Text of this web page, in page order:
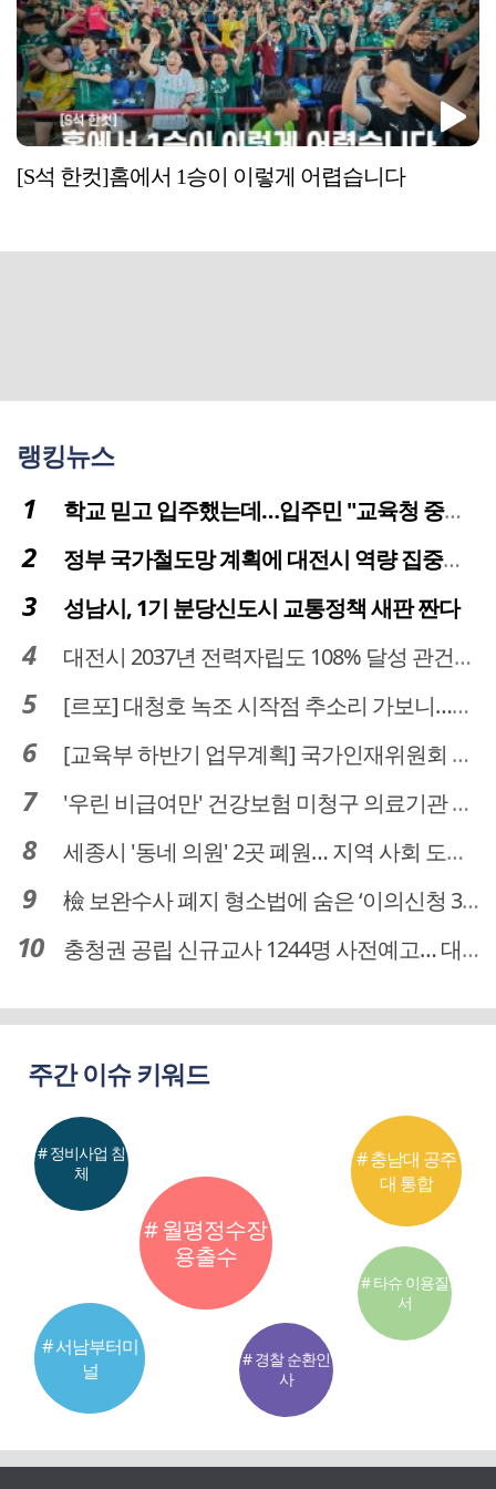
[S석 한컷]홈에서 1승이 이렇게 어렵습니다
랭킹뉴스
학교 믿고 입주했는데…입주민 "교육청 중재 나서라"
정부 국가철도망 계획에 대전시 역량 집중해야
성남시, 1기 분당신도시 교통정책 새판 짠다
대전시 2037년 전력자립도 108% 달성 관건은 '주민 수용성'
[르포] 대청호 녹조 시작점 추소리 가보니…걷어내도 짙은 초록빛
[교육부 하반기 업무계획] 국가인재위원회 신설… 거점국립대 3곳 성장엔진·AI 분야 패키지 지원
'우린 비급여만' 건강보험 미청구 의료기관 대전 65곳 충남 31곳
세종시 '동네 의원' 2곳 폐원… 지역 사회 도마 위
檢 보완수사 폐지 형소법에 숨은 ‘이의신청 3개월 제한’…황운하는 30일 추진
충청권 공립 신규교사 1244명 사전예고… 대전 초등 34명서 4명으로
주간 이슈 키워드
# 월평정수장
용출수
# 서남부터미
널
# 충남대 공주
대 통합
# 정비사업 침
체
# 경찰 순환인
사
# 타슈 이용질
서